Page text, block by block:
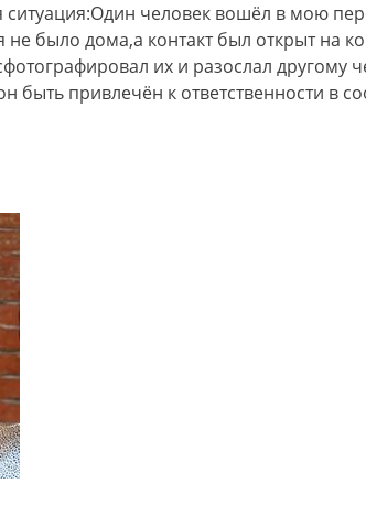
ситуация:Один человек вошёл в мою
не было дома,а контакт был открыт на
их и разослал другому
быть привлечён к ответственности в